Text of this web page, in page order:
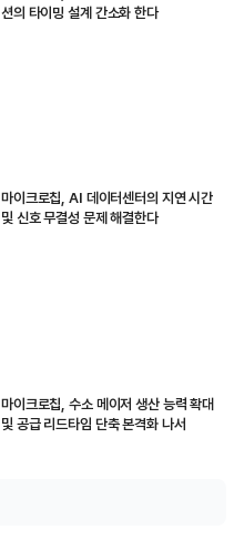
션의 타이밍 설계 간소화 한다
마이크로칩, AI 데이터센터의 지연 시간
및 신호 무결성 문제 해결한다
마이크로칩, 수소 메이저 생산 능력 확대
및 공급 리드타임 단축 본격화 나서